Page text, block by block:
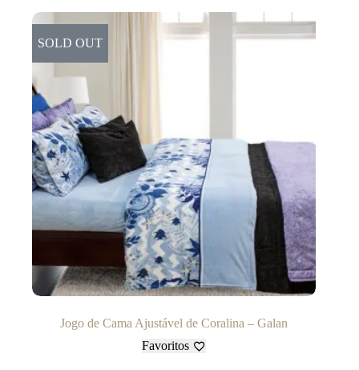
SOLD OUT
Jogo de Cama Ajustável de Coralina – Galan
Favoritos